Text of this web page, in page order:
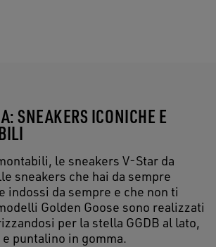
SNEAKERS ICONICHE E
le sneakers V-Star da
sneakers che hai da sempre
indossi da sempre e che non ti
Golden Goose sono realizzati
per la stella GGDB al lato,
puntalino in gomma.